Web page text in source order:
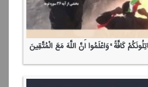
كَافَّةً ۚ وَاعْلَمُوا أَنَّ اللَّهَ مَعَ الْمُتَّقِینَ